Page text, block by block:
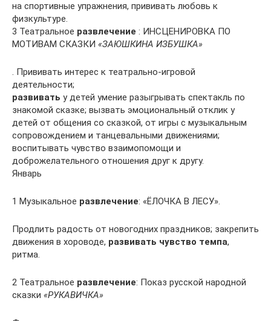
на спортивные упражнения, прививать любовь к
физкультуре.
3 Театральное развлечение : ИНСЦЕНИРОВКА ПО
МОТИВАМ СКАЗКИ «ЗАЮШКИНА ИЗБУШКА»
. Прививать интерес к театрально-игровой
деятельности;
развивать у детей умение разыгрывать спектакль по
знакомой сказке; вызвать эмоциональный отклик у
детей от общения со сказкой, от игры с музыкальным
сопровождением и танцевальными движениями;
воспитывать чувство взаимопомощи и
доброжелательного отношения друг к другу.
Январь
1 Музыкальное развлечение: «ЁЛОЧКА В ЛЕСУ».
Продлить радость от новогодних праздников; закрепить
движения в хороводе, развивать чувство темпа,
ритма.
2 Театральное развлечение: Показ русской народной
сказки «РУКАВИЧКА»